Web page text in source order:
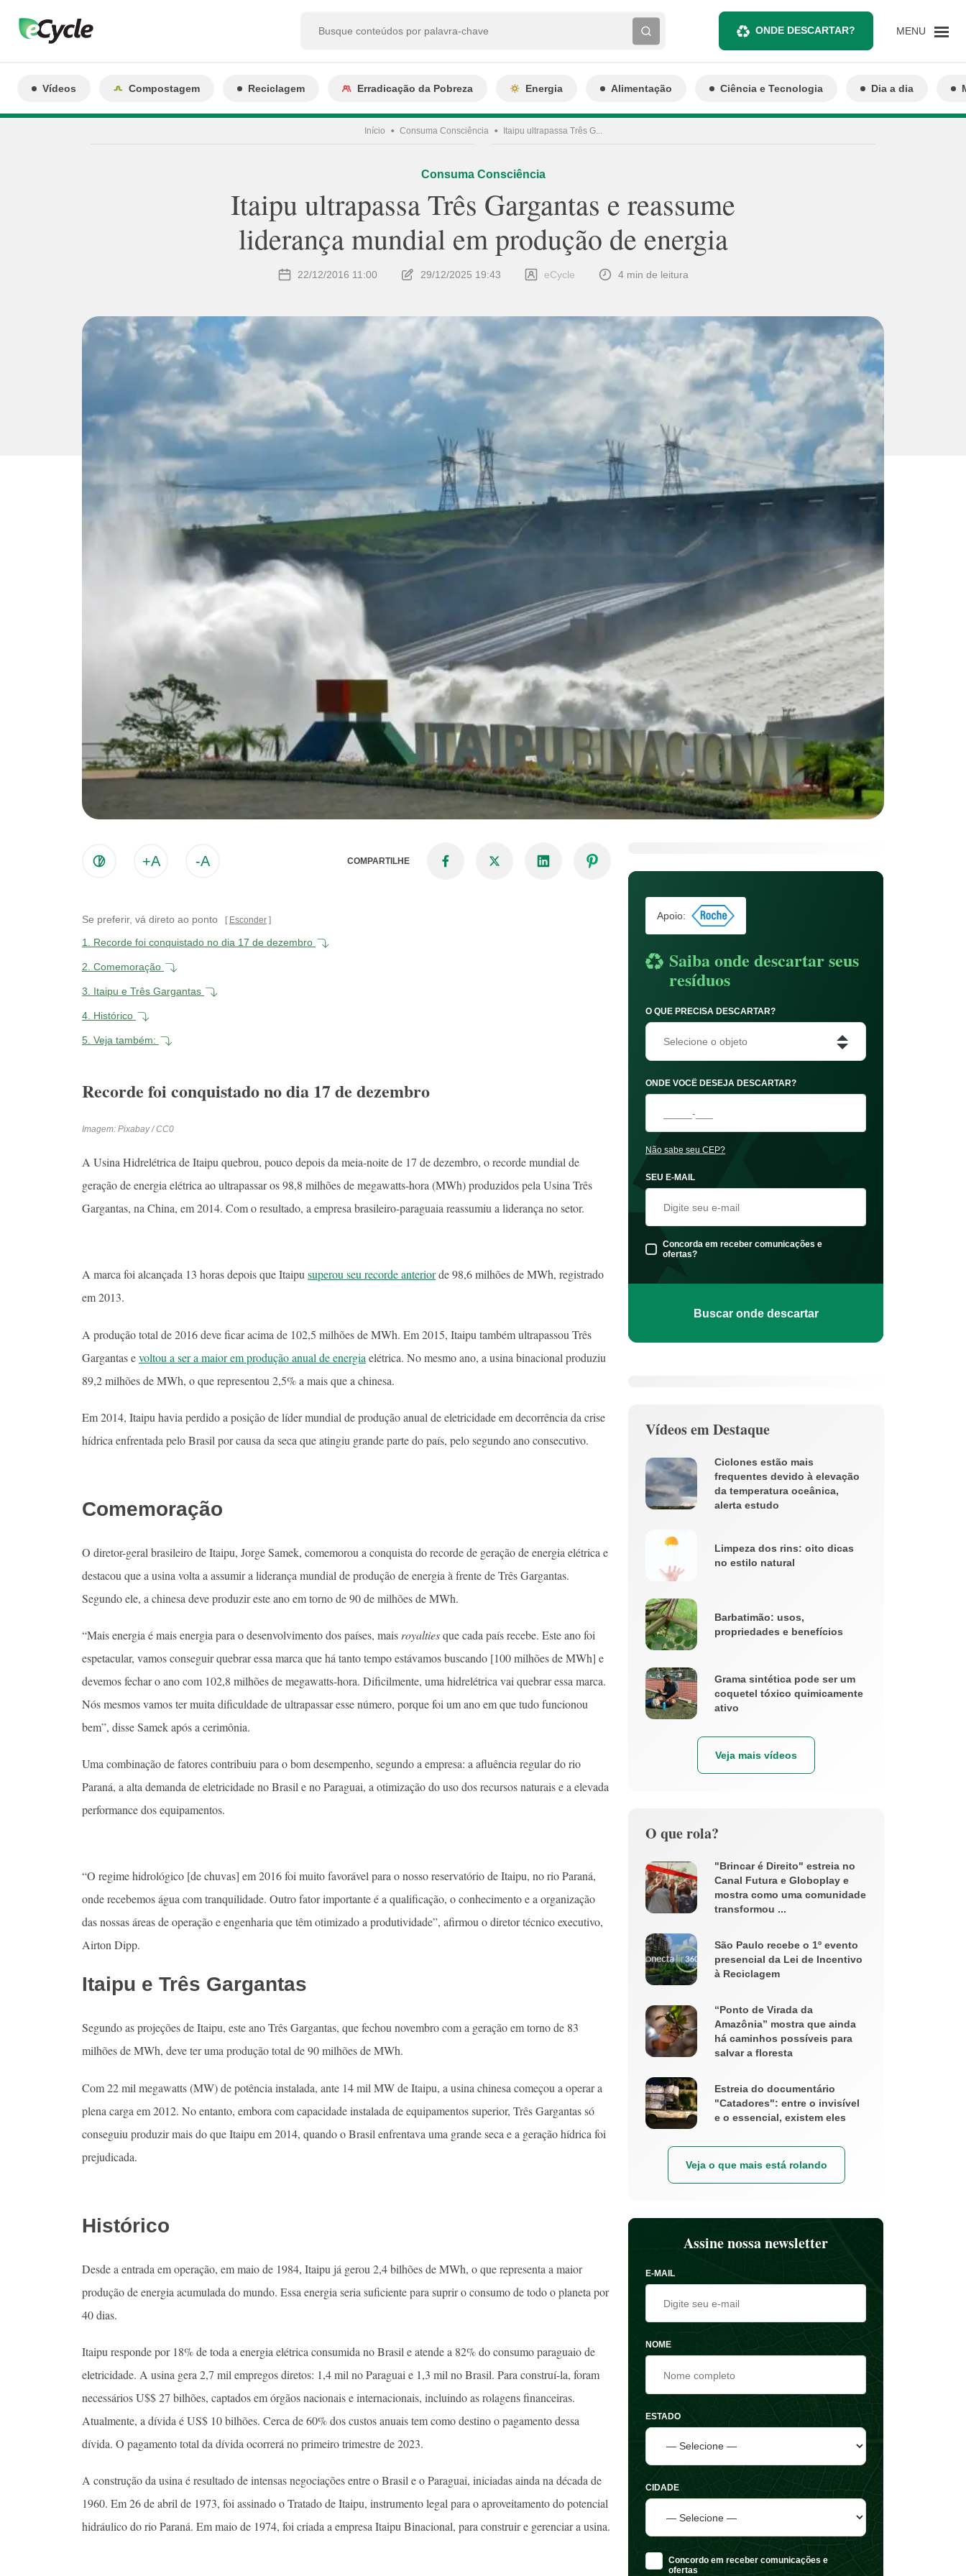
ONDE DESCARTAR? MENU
Vídeos Compostagem Reciclagem Erradicação da Pobreza Energia Alimentação Ciência e Tecnologia Dia a dia
Início Consuma Consciência Itaipu ultrapassa Três G...
Consuma Consciência
Itaipu ultrapassa Três Gargantas e reassume
liderança mundial em produção de energia
22/12/2016 11:00 29/12/2025 19:43 eCycle 4 min de leitura
+A -A COMPARTILHE
Se preferir, vá direto ao ponto Esconder
1. Recorde foi conquistado no dia 17 de dezembro
2. Comemoração
3. Itaipu e Três Gargantas
4. Histórico
5. Veja também:
Recorde foi conquistado no dia 17 de dezembro
Imagem: Pixabay / CC0
A Usina Hidrelétrica de Itaipu quebrou, pouco depois da meia-noite de 17 de dezembro, o recorde mundial de
geração de energia elétrica ao ultrapassar os 98,8 milhões de megawatts-hora (MWh) produzidos pela Usina Três
Gargantas, na China, em 2014. Com o resultado, a empresa brasileiro-paraguaia reassumiu a liderança no setor.
A marca foi alcançada 13 horas depois que Itaipusuperou seu recorde anteriorde 98,6 milhões de MWh, registrado
em 2013.
A produção total de 2016 deve ficar acima de 102,5 milhões de MWh. Em 2015, Itaipu também ultrapassou Três
Gargantas evoltou a ser a maior em produção anual de energia elétrica. No mesmo ano, a usina binacional produziu
89,2 milhões de MWh, o que representou 2,5% a mais que a chinesa.
Em 2014, Itaipu havia perdido a posição de líder mundial de produção anual de eletricidade em decorrência da crise
hídrica enfrentada pelo Brasil por causa da seca que atingiu grande parte do país, pelo segundo ano consecutivo.
Comemoração
O diretor-geral brasileiro de Itaipu, Jorge Samek, comemorou a conquista do recorde de geração de energia elétrica e
destacou que a usina volta a assumir a liderança mundial de produção de energia à frente de Três Gargantas.
Segundo ele, a chinesa deve produzir este ano em torno de 90 de milhões de MWh.
“Mais energia é mais energia para o desenvolvimento dos países, mais royaltiesque cada país recebe. Este ano foi
espetacular, vamos conseguir quebrar essa marca que há tanto tempo estávamos buscando [100 milhões de MWh] e
devemos fechar o ano com 102,8 milhões de megawatts-hora. Dificilmente, uma hidrelétrica vai quebrar essa marca.
Nós mesmos vamos ter muita dificuldade de ultrapassar esse número, porque foi um ano em que tudo funcionou
bem”, disse Samek após a cerimônia.
Uma combinação de fatores contribuiu para o bom desempenho, segundo a empresa: a afluência regular do rio
Paraná, a alta demanda de eletricidade no Brasil e no Paraguai, a otimização do uso dos recursos naturais e a elevada
performance dos equipamentos.
“O regime hidrológico [de chuvas] em 2016 foi muito favorável para o nosso reservatório de Itaipu, no rio Paraná,
onde recebemos água com tranquilidade. Outro fator importante é a qualificação, o conhecimento e a organização
das nossas áreas de operação e engenharia que têm otimizado a produtividade”, afirmou o diretor técnico executivo,
Airton Dipp.
Itaipu e Três Gargantas
Segundo as projeções de Itaipu, este ano Três Gargantas, que fechou novembro com a geração em torno de 83
milhões de MWh, deve ter uma produção total de 90 milhões de MWh.
Com 22 mil megawatts (MW) de potência instalada, ante 14 mil MW de Itaipu, a usina chinesa começou a operar a
plena carga em 2012. No entanto, embora com capacidade instalada de equipamentos superior, Três Gargantas só
conseguiu produzir mais do que Itaipu em 2014, quando o Brasil enfrentava uma grande seca e a geração hídrica foi
prejudicada.
Histórico
Desde a entrada em operação, em maio de 1984, Itaipu já gerou 2,4 bilhões de MWh, o que representa a maior
produção de energia acumulada do mundo. Essa energia seria suficiente para suprir o consumo de todo o planeta por
40 dias.
Itaipu responde por 18% de toda a energia elétrica consumida no Brasil e atende a 82% do consumo paraguaio de
eletricidade. A usina gera 2,7 mil empregos diretos: 1,4 mil no Paraguai e 1,3 mil no Brasil. Para construí-la, foram
necessários U$$ 27 bilhões, captados em órgãos nacionais e internacionais, incluindo as rolagens financeiras.
Atualmente, a dívida é US$ 10 bilhões. Cerca de 60% dos custos anuais tem como destino o pagamento dessa
dívida. O pagamento total da dívida ocorrerá no primeiro trimestre de 2023.
A construção da usina é resultado de intensas negociações entre o Brasil e o Paraguai, iniciadas ainda na década de
1960. Em 26 de abril de 1973, foi assinado o Tratado de Itaipu, instrumento legal para o aproveitamento do potencial
hidráulico do rio Paraná. Em maio de 1974, foi criada a empresa Itaipu Binacional, para construir e gerenciar a usina.
Apoio:
Saiba onde descartar seus
resíduos
O QUE PRECISA DESCARTAR?
Selecione o objeto
ONDE VOCÊ DESEJA DESCARTAR?
Não sabe seu CEP?
SEU E-MAIL
Concorda em receber comunicações e
ofertas?
Buscar onde descartar
Vídeos em Destaque
Ciclones estão mais
frequentes devido à elevação
da temperatura oceânica,
alerta estudo
Limpeza dos rins: oito dicas
no estilo natural
Barbatimão: usos,
propriedades e benefícios
Grama sintética pode ser um
coquetel tóxico quimicamente
ativo
Veja mais vídeos
O que rola?
"Brincar é Direito" estreia no
Canal Futura e Globoplay e
mostra como uma comunidade
transformou ...
São Paulo recebe o 1º evento
presencial da Lei de Incentivo
à Reciclagem
“Ponto de Virada da
Amazônia” mostra que ainda
há caminhos possíveis para
salvar a floresta
Estreia do documentário
"Catadores": entre o invisível
e o essencial, existem eles
Veja o que mais está rolando
Assine nossa newsletter
E-MAIL
NOME
ESTADO
CIDADE
Concordo em receber comunicações e
ofertas